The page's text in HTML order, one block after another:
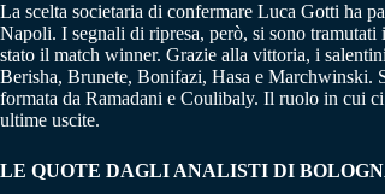
La scelta societaria di confermare Luca Gotti ha
Napoli. I segnali di ripresa, però, si sono
stato il match winner. Grazie alla vittoria, i
Berisha, Brunete, Bonifazi, Hasa e Marchwinski.
formata da Ramadani e Coulibaly. Il ruolo in cui
ultime uscite.
LE QUOTE DAGLI ANALISTI DI